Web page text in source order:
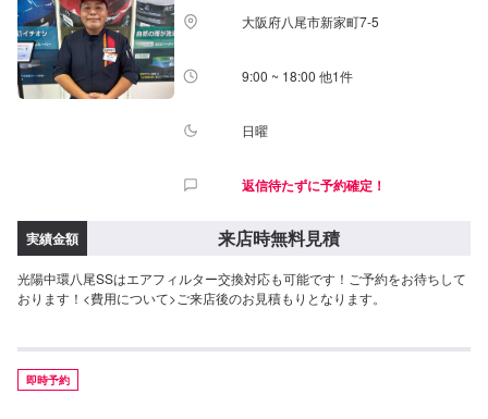
大阪府八尾市新家町7-5
9:00 ~ 18:00 他1件
日曜
返信待たずに予約確定！
実績金額 来店時無料見積
光陽中環八尾SSはエアフィルター交換対応も可能です！ご予約をお待ちして
おります！<費用について>ご来店後のお見積もりとなります。
即時予約